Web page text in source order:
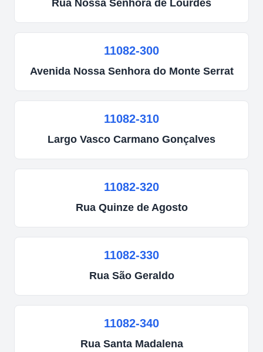
Rua Nossa Senhora de Lourdes
11082-300
Avenida Nossa Senhora do Monte Serrat
11082-310
Largo Vasco Carmano Gonçalves
11082-320
Rua Quinze de Agosto
11082-330
Rua São Geraldo
11082-340
Rua Santa Madalena